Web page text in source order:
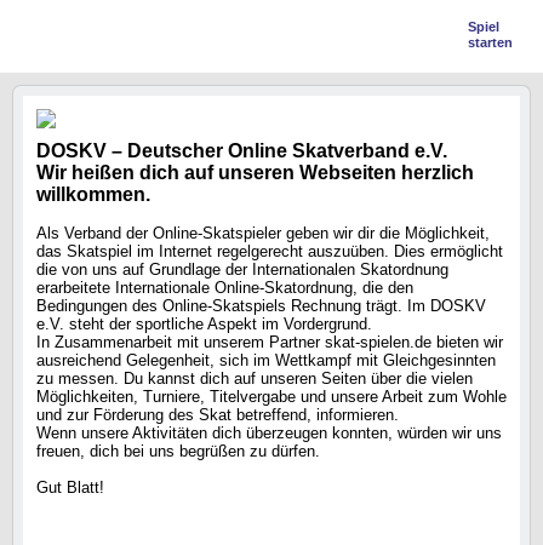
Spiel
starten
DOSKV – Deutscher Online Skatverband e.V.
Wir heißen dich auf unseren Webseiten herzlich
willkommen.
Als Verband der Online-Skatspieler geben wir dir die Möglichkeit,
das Skatspiel im Internet regelgerecht auszuüben. Dies ermöglicht
die von uns auf Grundlage der Internationalen Skatordnung
erarbeitete Internationale Online-Skatordnung, die den
Bedingungen des Online-Skatspiels Rechnung trägt. Im DOSKV
e.V. steht der sportliche Aspekt im Vordergrund.
In Zusammenarbeit mit unserem Partner skat-spielen.de bieten wir
ausreichend Gelegenheit, sich im Wettkampf mit Gleichgesinnten
zu messen. Du kannst dich auf unseren Seiten über die vielen
Möglichkeiten, Turniere, Titelvergabe und unsere Arbeit zum Wohle
und zur Förderung des Skat betreffend, informieren.
Wenn unsere Aktivitäten dich überzeugen konnten, würden wir uns
freuen, dich bei uns begrüßen zu dürfen.
Gut Blatt!